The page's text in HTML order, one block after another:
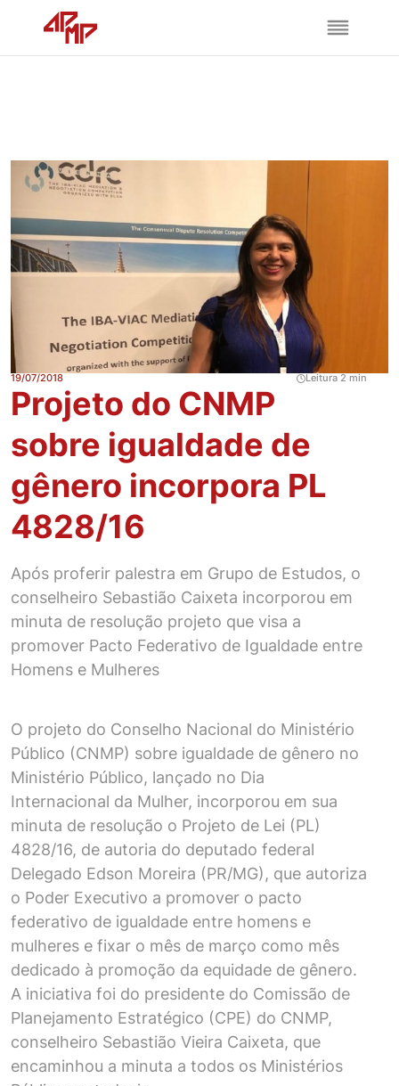
19/07/2018 Leitura 2 min
Projeto do CNMP
sobre igualdade de
gênero incorpora PL
4828/16
Após proferir palestra em Grupo de Estudos, o
conselheiro Sebastião Caixeta incorporou em
minuta de resolução projeto que visa a
promover Pacto Federativo de Igualdade entre
Homens e Mulheres
O projeto do Conselho Nacional do Ministério
Público (CNMP) sobre igualdade de gênero no
Ministério Público, lançado no Dia
Internacional da Mulher, incorporou em sua
minuta de resolução o Projeto de Lei (PL)
4828/16, de autoria do deputado federal
Delegado Edson Moreira (PR/MG), que autoriza
o Poder Executivo a promover o pacto
federativo de igualdade entre homens e
mulheres e fixar o mês de março como mês
dedicado à promoção da equidade de gênero.
A iniciativa foi do presidente do Comissão de
Planejamento Estratégico (CPE) do CNMP,
conselheiro Sebastião Vieira Caixeta, que
encaminhou a minuta a todos os Ministérios